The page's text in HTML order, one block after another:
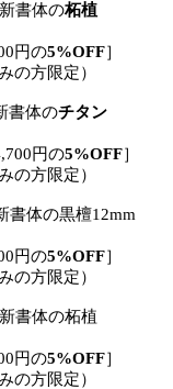
書体の柘植
円の5%OFF］
の方限定）
書体のチタン
円の5%OFF］
の方限定）
書体の黒檀12mm
円の5%OFF］
の方限定）
書体の柘植
円の5%OFF］
の方限定）